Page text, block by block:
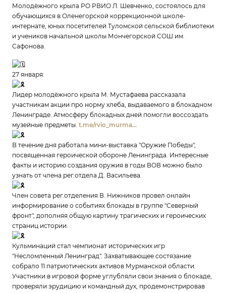
Молодёжного крыла РО РВИО Л. Шевченко, состоялось для
обучающихся в Оленегорской коррекционной школе-
интернате, юных посетителей Туломской сельской библиотеки
и учеников начальной школы Мончегорской СОШ им.
Сафонова.
27 января:
Лидер молодёжного крыла М. Мустафаева рассказала
участникам акции про норму хлеба, выдаваемого в блокадном
Ленинграде. Атмосферу блокадных дней помогли воссоздать
музейные предметы. t.me/rvio_murma...
В течение дня работала мини-выставка "Оружие Победы",
посвященная героической обороне Ленинграда. Интересные
факты и историю создания оружия в годы ВОВ можно было
узнать от члена рег.отдела Д. Васильева.
Член совета рег.отделения В. Нижников провел онлайн
информирование о событиях блокады в группе "Северный
фронт", дополняя общую картину трагических и героических
страниц истории.
Кульминаций стал чемпионат исторических игр
"Несломленный Ленинград". Захватывающее состязание
собрало 11 патриотических активов Мурманской области.
Участники в игровой форме углубляли свои знания о блокаде,
проверяли эрудицию и командный дух, продемонстрировав